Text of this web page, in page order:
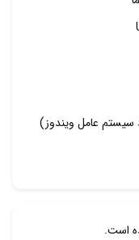
سیستم عامل ویندوز)
است.